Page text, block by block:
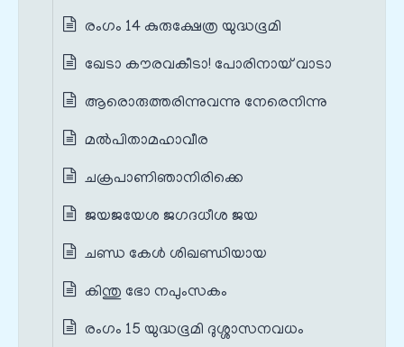
രംഗം 14 കുരുക്ഷേത്ര യുദ്ധഭൂമി
ഖേടാ കൗരവകീടാ! പോരിനായ് വാടാ
ആരൊരുത്തരിന്നുവന്നു നേരെനിന്നു
മൽപിതാമഹാവീര
ചക്രപാണിഞാനിരിക്കെ
ജയജയേശ ജഗദധീശ ജയ
ചണ്ഡ കേൾ ശിഖണ്ഡിയായ
കിന്തു ഭോ നപുംസകം
രംഗം 15 യുദ്ധഭൂമി ദുശ്ശാസനവധം